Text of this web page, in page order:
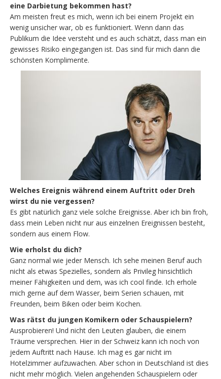
eine Darbietung bekommen hast?
Am meisten freut es mich, wenn ich bei einem Projekt ein
wenig unsicher war, ob es funktioniert. Wenn dann das
Publikum die Idee versteht und es auch schätzt, dass man ein
gewisses Risiko eingegangen ist. Das sind für mich dann die
schönsten Komplimente.
Welches Ereignis während einem Auftritt oder Dreh
wirst du nie vergessen?
Es gibt natürlich ganz viele solche Ereignisse. Aber ich bin froh,
dass mein Leben nicht nur aus einzelnen Ereignissen besteht,
sondern aus einem Flow.
Wie erholst du dich?
Ganz normal wie jeder Mensch. Ich sehe meinen Beruf auch
nicht als etwas Spezielles, sondern als Privileg hinsichtlich
meiner Fähigkeiten und dem, was ich cool finde. Ich erhole
mich gerne auf dem Wasser, beim Serien schauen, mit
Freunden, beim Biken oder beim Kochen.
Was rätst du jungen Komikern oder Schauspielern?
Ausprobieren! Und nicht den Leuten glauben, die einem
Träume versprechen. Hier in der Schweiz kann ich noch von
jedem Auftritt nach Hause. Ich mag es gar nicht im
Hotelzimmer aufzuwachen. Aber schon in Deutschland ist dies
nicht mehr möglich. Vielen angehenden Schauspielern oder